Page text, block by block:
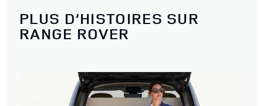
PLUS D’HISTOIRES SUR
RANGE ROVER